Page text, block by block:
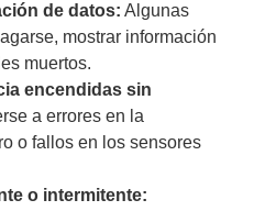
de datos: Algunas
mostrar información
muertos.
encendidas sin
a errores en la
o fallos en los sensores
o intermitente: